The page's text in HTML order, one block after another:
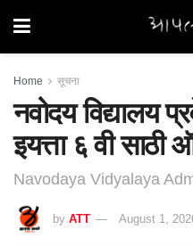
Home सूचना
नवोदय विद्यालय
इयत्ता ६ वी
Navodaya Vidyalaya
by ATT August 1,